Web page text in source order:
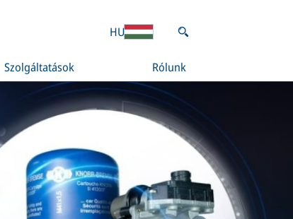
Szolgáltatások Rólunk
HU